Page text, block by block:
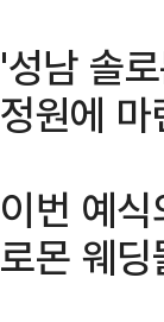
'성남 솔
정원에
이번 예
로몬 웨